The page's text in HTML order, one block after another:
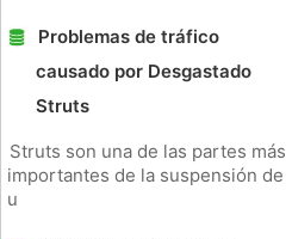
Problemas de tráfico
causado por Desgastado
Struts
Struts son una de las partes más
importantes de la suspensión de
u